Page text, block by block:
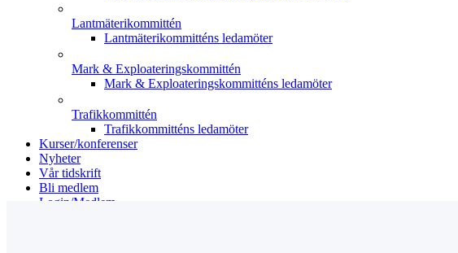
Lantmäterikommittén
Lantmäterikommitténs ledamöter
Mark & Exploateringskommittén
Mark & Exploateringskommitténs ledamöter
Trafikkommittén
Trafikkommitténs ledamöter
Kurser/konferenser
Nyheter
Vår tidskrift
Bli medlem
Login/Medlem